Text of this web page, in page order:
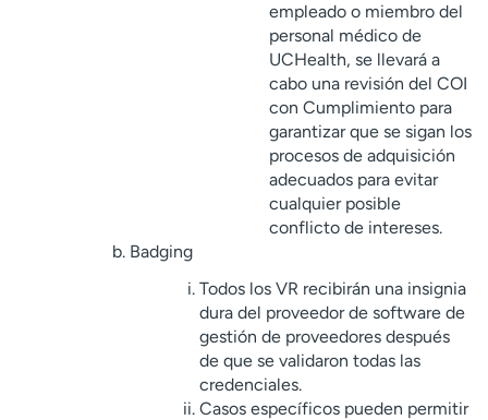
empleado o miembro del
personal médico de
UCHealth, se llevará a
cabo una revisión del COI
con Cumplimiento para
garantizar que se sigan los
procesos de adquisición
adecuados para evitar
cualquier posible
conflicto de intereses.
Badging
Todos los VR recibirán una insignia
dura del proveedor de software de
gestión de proveedores después
de que se validaron todas las
credenciales.
Casos específicos pueden permitir